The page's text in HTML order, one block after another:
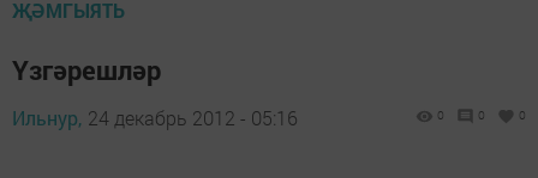
ҖӘМГЫЯТЬ
Үзгәрешләр
Ильнур, 24 декабрь 2012 - 05:16 0 0 0